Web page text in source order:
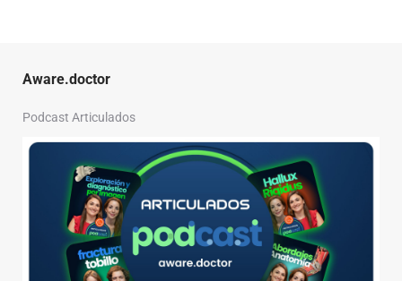
Aware.doctor
Podcast Articulados